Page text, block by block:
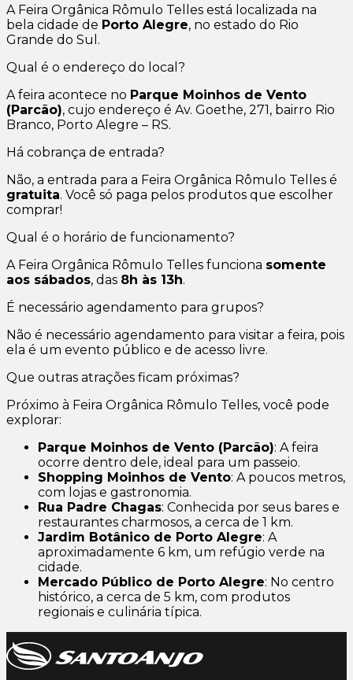
A Feira Orgânica Rômulo Telles está localizada na
bela cidade de Porto Alegre, no estado do Rio
Grande do Sul.
Qual é o endereço do local?
A feira acontece no Parque Moinhos de Vento
(Parcão), cujo endereço é Av. Goethe, 271, bairro Rio
Branco, Porto Alegre – RS.
Há cobrança de entrada?
Não, a entrada para a Feira Orgânica Rômulo Telles é
gratuita. Você só paga pelos produtos que escolher
comprar!
Qual é o horário de funcionamento?
A Feira Orgânica Rômulo Telles funciona somente
aos sábados, das 8h às 13h.
É necessário agendamento para grupos?
Não é necessário agendamento para visitar a feira, pois
ela é um evento público e de acesso livre.
Que outras atrações ficam próximas?
Próximo à Feira Orgânica Rômulo Telles, você pode
explorar:
Parque Moinhos de Vento (Parcão): A feira
ocorre dentro dele, ideal para um passeio.
Shopping Moinhos de Vento: A poucos metros,
com lojas e gastronomia.
Rua Padre Chagas: Conhecida por seus bares e
restaurantes charmosos, a cerca de 1 km.
Jardim Botânico de Porto Alegre: A
aproximadamente 6 km, um refúgio verde na
cidade.
Mercado Público de Porto Alegre: No centro
histórico, a cerca de 5 km, com produtos
regionais e culinária típica.